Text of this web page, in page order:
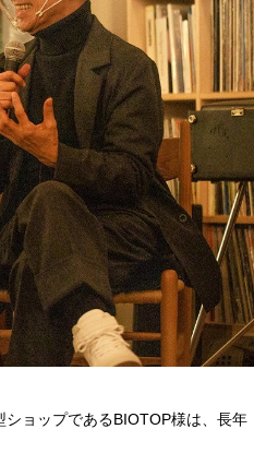
ョップであるBIOTOP様は、長年